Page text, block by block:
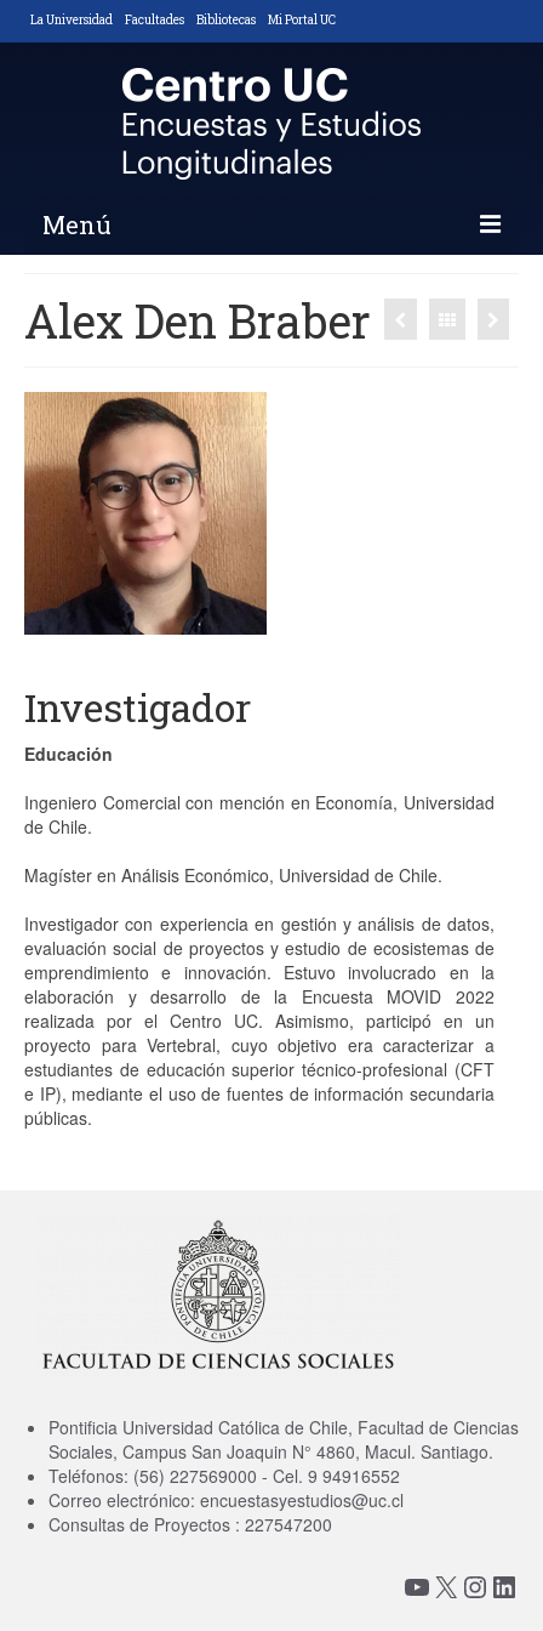
La Universidad Facultades Bibliotecas Mi Portal UC
Menú
Nosotros
Descripción y Objetivos
Áreas de Trabajo
Equipo
Noticias
Proyectos
Análisis
Contacto
Alex Den Braber
Investigador
Educación
Ingeniero Comercial con mención en Economía, Universidad
de Chile.
Magíster en Análisis Económico, Universidad de Chile.
Investigador con experiencia en gestión y análisis de datos,
evaluación social de proyectos y estudio de ecosistemas de
emprendimiento e innovación. Estuvo involucrado en la
elaboración y desarrollo de la Encuesta MOVID 2022
realizada por el Centro UC. Asimismo, participó en un
proyecto para Vertebral, cuyo objetivo era caracterizar a
estudiantes de educación superior técnico-profesional (CFT
e IP), mediante el uso de fuentes de información secundaria
públicas.
Pontificia Universidad Católica de Chile, Facultad de Ciencias
Sociales, Campus San Joaquin N° 4860, Macul. Santiago.
Teléfonos: (56) 227569000 - Cel. 9 94916552
Correo electrónico: encuestasyestudios@uc.cl
Consultas de Proyectos : 227547200
YouTube
X